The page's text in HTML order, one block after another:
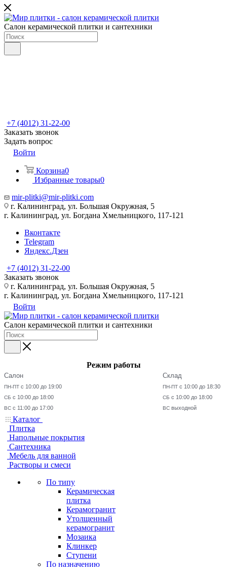
Салон керамической плитки и сантехники
+7 (4012) 31-22-00
Заказать звонок
Задать вопрос
Войти
Корзина0
Избранные товары0
mir-plitki@mir-plitki.com
г. Калининград, ул. Большая Окружная, 5
г. Калининград, ул. Богдана Хмельницкого, 117-121
Вконтакте
Telegram
Яндекс.Дзен
+7 (4012) 31-22-00
Заказать звонок
г. Калининград, ул. Большая Окружная, 5
г. Калининград, ул. Богдана Хмельницкого, 117-121
Войти
Салон керамической плитки и сантехники
Режим работы
Салон
ПН-ПТ с 10:00 до 19:00
СБ с 10:00 до 18:00
ВС с 11:00 до 17:00
Склад
ПН-ПТ с 10:00 до 18:30
СБ с 10:00 до 18:00
ВС выходной
Каталог
Плитка
Напольные покрытия
Сантехника
Мебель для ванной
Растворы и смеси
По типу
Керамическая
плитка
Керамогранит
Утолщенный
керамогранит
Мозаика
Клинкер
Ступени
По назначению